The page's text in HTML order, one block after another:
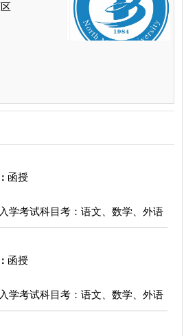
函授
学考试科目考：语文、数学、外语
函授
学考试科目考：语文、数学、外语